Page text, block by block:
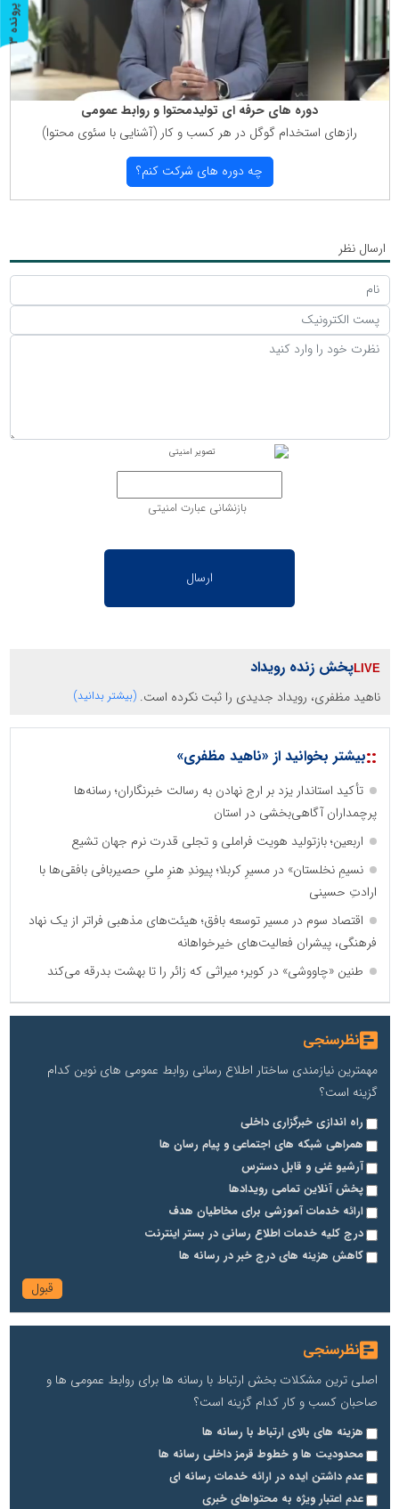
دوره های حرفه ای تولیدمحتوا و روابط عمومی
رازهای استخدام گوگل در هر كسب و كار (آشنایی با سئوی محتوا)
چه دوره های شركت كنم؟
ارسال نظر
بازنشانی عبارت امنیتی
پخش زنده رویداد
ناهید مظفری، رویداد جدیدی را ثبت نکرده است. (بیشتر بدانید)
::بیشتر بخوانید از «ناهید مظفری»
تأکید استاندار یزد بر ارج نهادن به رسالت خبرنگاران؛ رسانه‌ها
پرچمداران آگاهی‌بخشی در استان
اربعین؛ بازتولید هویت فراملی و تجلی قدرت نرم جهان تشیع
نسیمِ نخلستان» در مسیرِ کربلا؛ پیوندِ هنرِ ملیِ حصیربافی بافقی‌ها با
ارادتِ حسینی
اقتصاد سوم در مسیر توسعه بافق؛ هیئت‌های مذهبی فراتر از یک نهاد
فرهنگی، پیشران فعالیت‌های خیرخواهانه
طنین «چاووشی» در کویر؛ میراثی که زائر را تا بهشت بدرقه می‌کند
نظرسنجی
مهمترین نیازمندی ساختار اطلاع رسانی روابط عمومی های نوین کدام
گزینه است؟
راه اندازی خبرگزاری داخلی
همراهی شبکه های اجتماعی و پیام رسان ها
آرشیو غنی و قابل دسترس
پخش آنلاین تمامی رویدادها
ارائه خدمات آموزشی برای مخاطیان هدف
درج کلیه خدمات اطلاع رسانی در بستر اینترنت
کاهش هزینه های درج خبر در رسانه ها
نظرسنجی
اصلی ترین مشکلات بخش ارتباط با رسانه ها برای روابط عمومی ها و
صاحبان کسب و کار کدام گزینه است؟
هزینه های بالای ارتباط با رسانه ها
محدودیت ها و خطوط قرمز داخلی رسانه ها
عدم داشتن ایده در ارائه خدمات رسانه ای
عدم اعتبار ویژه به محتواهای خبری
پ
ر
و
ن
د
ه
3